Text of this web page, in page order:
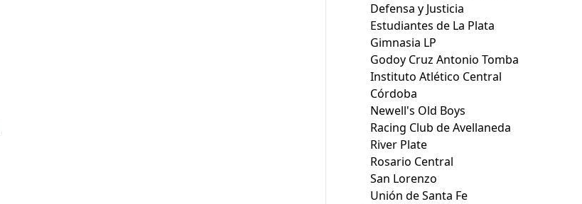
Defensa y Justicia
Estudiantes de La Plata
Gimnasia LP
Godoy Cruz Antonio Tomba
Instituto Atlético Central
Córdoba
Newell's Old Boys
Racing Club de Avellaneda
River Plate
Rosario Central
San Lorenzo
Unión de Santa Fe